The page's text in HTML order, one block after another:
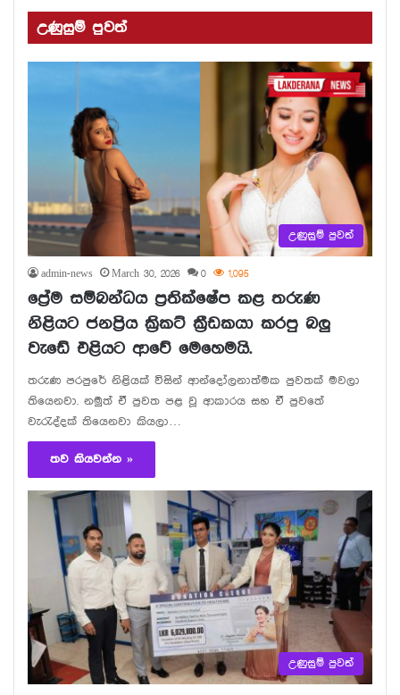
උණුසුම් පුවත්
උණුසුම් පුවත්
admin-news March 30, 2026 0 1,095
ප්‍රේම සම්බන්ධය ප්‍රතික්ෂේප කළ තරුණ
නිළියට ජනප්‍රිය ක්‍රිකට් ක්‍රීඩකයා කරපු බලු
වැඩේ එළියට ආවේ මෙහෙමයි.
තරුණ පරපුරේ නිළියක් විසින් ආන්දෝලනාත්මක පුවතක් මවලා
තියෙනවා. නමුත් ඒ පුවත පළ වූ ආකාරය සහ ඒ පුවතේ
වැරැද්දක් තියෙනවා කියලා…
තව කියවන්න »
උණුසුම් පුවත්